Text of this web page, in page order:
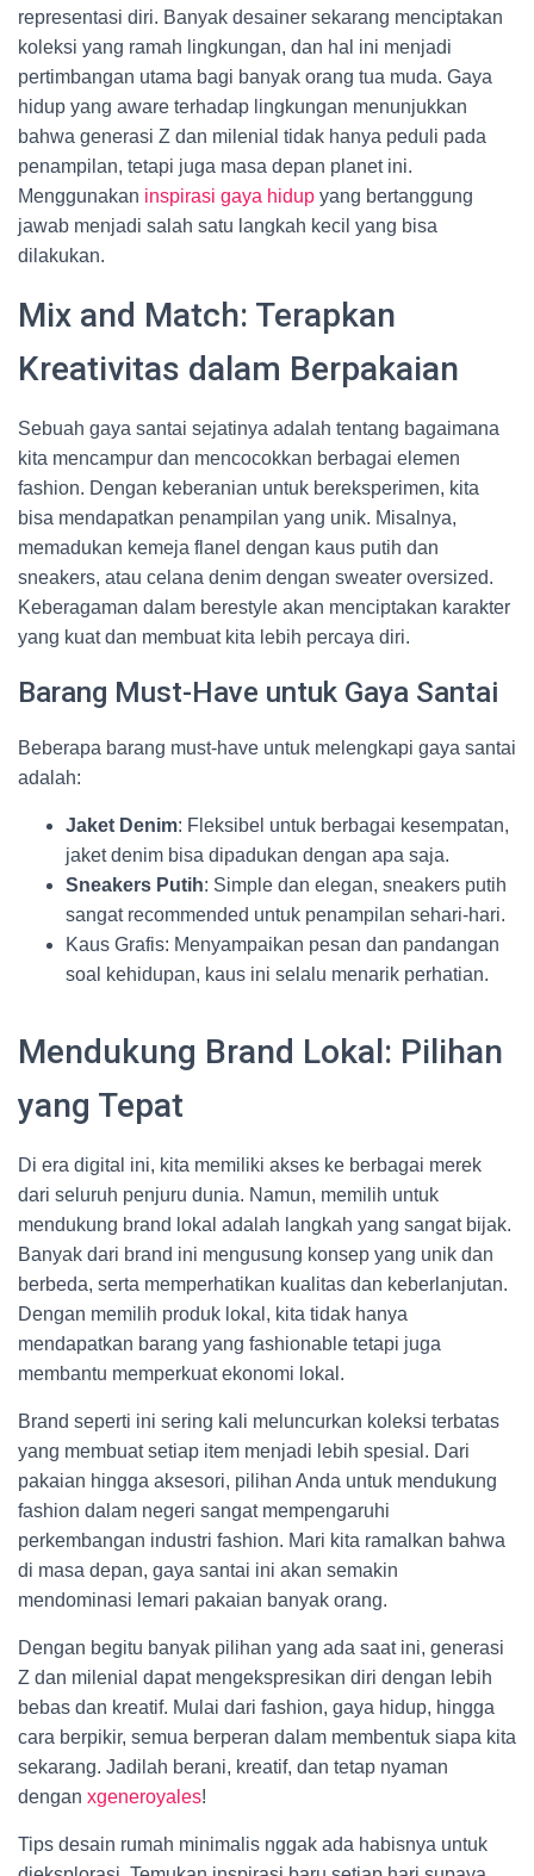
representasi diri. Banyak desainer sekarang menciptakan
koleksi yang ramah lingkungan, dan hal ini menjadi
pertimbangan utama bagi banyak orang tua muda. Gaya
hidup yang aware terhadap lingkungan menunjukkan
bahwa generasi Z dan milenial tidak hanya peduli pada
penampilan, tetapi juga masa depan planet ini.
Menggunakan inspirasi gaya hidup yang bertanggung
jawab menjadi salah satu langkah kecil yang bisa
dilakukan.
Mix and Match: Terapkan
Kreativitas dalam Berpakaian
Sebuah gaya santai sejatinya adalah tentang bagaimana
kita mencampur dan mencocokkan berbagai elemen
fashion. Dengan keberanian untuk bereksperimen, kita
bisa mendapatkan penampilan yang unik. Misalnya,
memadukan kemeja flanel dengan kaus putih dan
sneakers, atau celana denim dengan sweater oversized.
Keberagaman dalam berestyle akan menciptakan karakter
yang kuat dan membuat kita lebih percaya diri.
Barang Must-Have untuk Gaya Santai
Beberapa barang must-have untuk melengkapi gaya santai
adalah:
Jaket Denim: Fleksibel untuk berbagai kesempatan,
jaket denim bisa dipadukan dengan apa saja.
Sneakers Putih: Simple dan elegan, sneakers putih
sangat recommended untuk penampilan sehari-hari.
Kaus Grafis: Menyampaikan pesan dan pandangan
soal kehidupan, kaus ini selalu menarik perhatian.
Mendukung Brand Lokal: Pilihan
yang Tepat
Di era digital ini, kita memiliki akses ke berbagai merek
dari seluruh penjuru dunia. Namun, memilih untuk
mendukung brand lokal adalah langkah yang sangat bijak.
Banyak dari brand ini mengusung konsep yang unik dan
berbeda, serta memperhatikan kualitas dan keberlanjutan.
Dengan memilih produk lokal, kita tidak hanya
mendapatkan barang yang fashionable tetapi juga
membantu memperkuat ekonomi lokal.
Brand seperti ini sering kali meluncurkan koleksi terbatas
yang membuat setiap item menjadi lebih spesial. Dari
pakaian hingga aksesori, pilihan Anda untuk mendukung
fashion dalam negeri sangat mempengaruhi
perkembangan industri fashion. Mari kita ramalkan bahwa
di masa depan, gaya santai ini akan semakin
mendominasi lemari pakaian banyak orang.
Dengan begitu banyak pilihan yang ada saat ini, generasi
Z dan milenial dapat mengekspresikan diri dengan lebih
bebas dan kreatif. Mulai dari fashion, gaya hidup, hingga
cara berpikir, semua berperan dalam membentuk siapa kita
sekarang. Jadilah berani, kreatif, dan tetap nyaman
dengan xgeneroyales!
Tips desain rumah minimalis nggak ada habisnya untuk